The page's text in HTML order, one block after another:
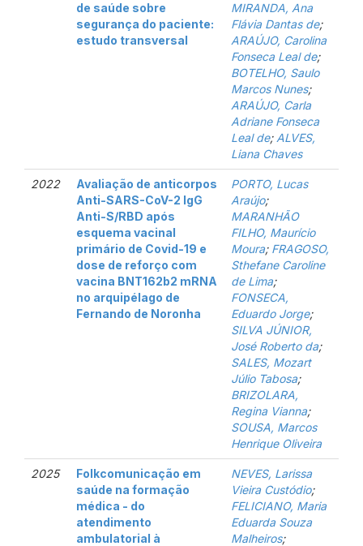
de saúde sobre
segurança do paciente:
estudo transversal
MIRANDA, Ana
Flávia Dantas de;
ARAÚJO, Carolina
Fonseca Leal de;
BOTELHO, Saulo
Marcos Nunes;
ARAÚJO, Carla
Adriane Fonseca
Leal de; ALVES,
Liana Chaves
2022
Avaliação de anticorpos
Anti-SARS-CoV-2 IgG
Anti-S/RBD após
esquema vacinal
primário de Covid-19 e
dose de reforço com
vacina BNT162b2 mRNA
no arquipélago de
Fernando de Noronha
PORTO, Lucas
Araújo;
MARANHÃO
FILHO, Maurício
Moura; FRAGOSO,
Sthefane Caroline
de Lima;
FONSECA,
Eduardo Jorge;
SILVA JÚNIOR,
José Roberto da;
SALES, Mozart
Júlio Tabosa;
BRIZOLARA,
Regina Vianna;
SOUSA, Marcos
Henrique Oliveira
2025
Folkcomunicação em
saúde na formação
médica - do
atendimento
ambulatorial à
NEVES, Larissa
Vieira Custódio;
FELICIANO, Maria
Eduarda Souza
Malheiros;